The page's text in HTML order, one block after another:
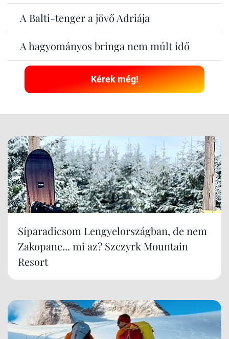
A Balti-tenger a jövő Adriája
A hagyományos bringa nem múlt idő
Kérek még!
Síparadicsom Lengyelországban, de nem
Zakopane... mi az? Szczyrk Mountain
Resort